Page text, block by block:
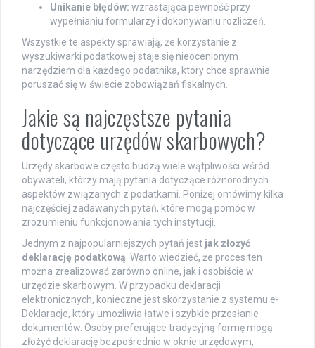
Unikanie błędów: wzrastająca pewność przy
wypełnianiu formularzy i dokonywaniu rozliczeń.
Wszystkie te aspekty sprawiają, że korzystanie z
wyszukiwarki podatkowej staje się nieocenionym
narzędziem dla każdego podatnika, który chce sprawnie
poruszać się w świecie zobowiązań fiskalnych.
Jakie są najczęstsze pytania
dotyczące urzędów skarbowych?
Urzędy skarbowe często budzą wiele wątpliwości wśród
obywateli, którzy mają pytania dotyczące różnorodnych
aspektów związanych z podatkami. Poniżej omówimy kilka
najczęściej zadawanych pytań, które mogą pomóc w
zrozumieniu funkcjonowania tych instytucji.
Jednym z najpopularniejszych pytań jest jak złożyć
deklarację podatkową . Warto wiedzieć, że proces ten
można zrealizować zarówno online, jak i osobiście w
urzędzie skarbowym. W przypadku deklaracji
elektronicznych, konieczne jest skorzystanie z systemu e-
Deklaracje, który umożliwia łatwe i szybkie przesłanie
dokumentów. Osoby preferujące tradycyjną formę mogą
złożyć deklarację bezpośrednio w oknie urzędowym,